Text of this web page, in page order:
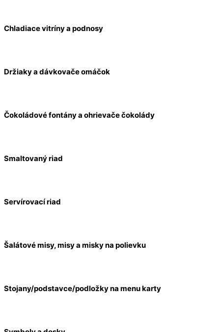
Chladiace vitríny a podnosy
Držiaky a dávkovače omáčok
Čokoládové fontány a ohrievače čokolády
Smaltovaný riad
Servírovací riad
Šalátové misy, misy a misky na polievku
Stojany/podstavce/podložky na menu karty